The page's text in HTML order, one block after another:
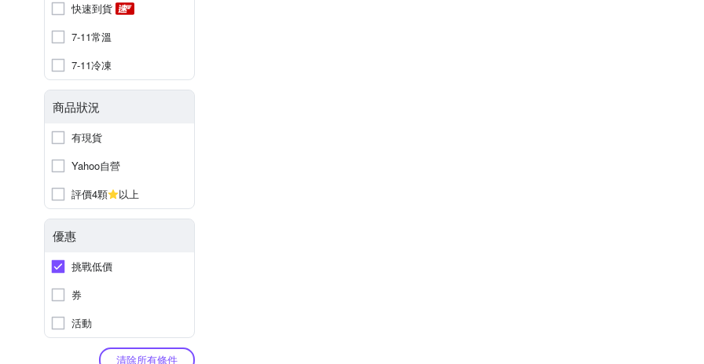
快速到貨
7-11常溫
7-11冷凍
商品狀況
有現貨
Yahoo自營
評價4顆
以上
優惠
挑戰低價
券
活動
清除所有條件